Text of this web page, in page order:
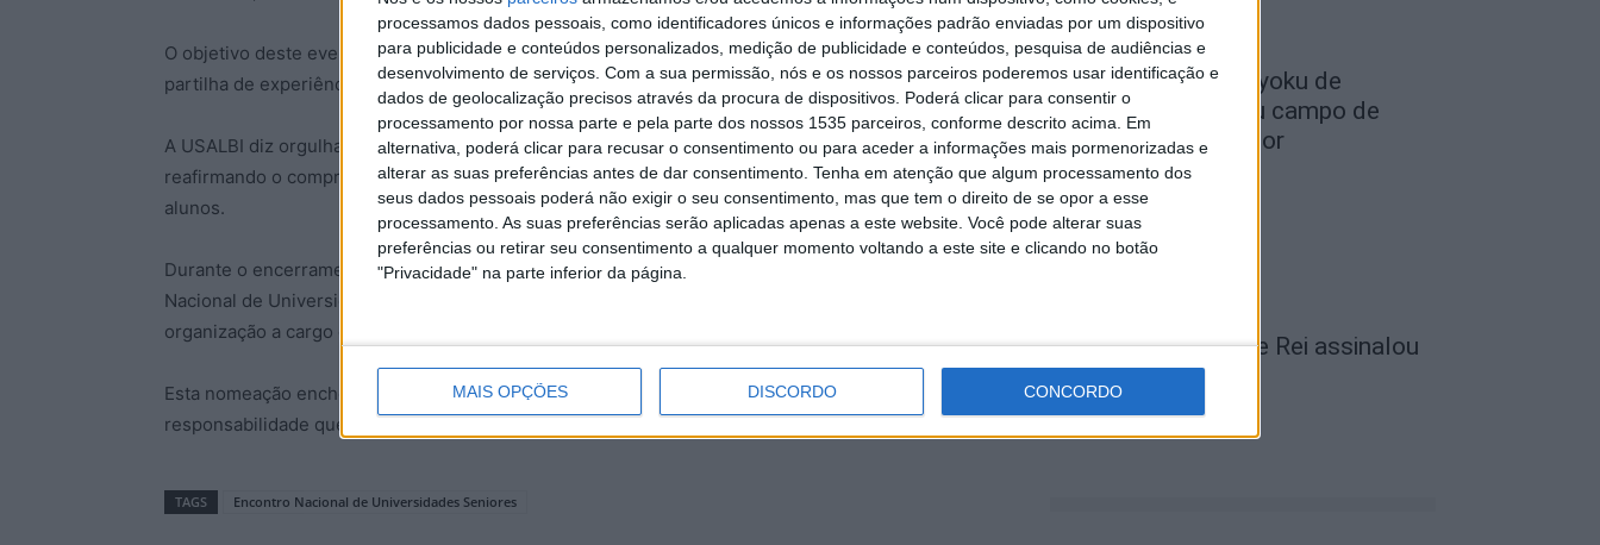
processamos dados pessoais, como identificadores únicos e informações padrão enviadas por um dispositivo
para publicidade e conteúdos personalizados, medição de publicidade e conteúdos, pesquisa de audiências e
desenvolvimento de serviços. Com a sua permissão, nós e os nossos parceiros poderemos usar identificação e
dados de geolocalização precisos através da procura de dispositivos. Poderá clicar para consentir o
processamento por nossa parte e pela parte dos nossos 1535 parceiros, conforme descrito acima. Em
alternativa, poderá clicar para recusar o consentimento ou para aceder a informações mais pormenorizadas e
alterar as suas preferências antes de dar consentimento. Tenha em atenção que algum processamento dos
seus dados pessoais poderá não exigir o seu consentimento, mas que tem o direito de se opor a esse
processamento. As suas preferências serão aplicadas apenas a este website. Você pode alterar suas
preferências ou retirar seu consentimento a qualquer momento voltando a este site e clicando no botão
"Privacidade" na parte inferior da página.
MAIS OPÇÕES DISCORDO CONCORDO
O objetivo deste evento é promover o envelhecimento ativo da população sénior e estimular a
partilha de experiências entre as universidades.
A USALBI diz orgulhar-se de ter feito parte deste Encontro Nacional de Universidades Seniores,
reafirmando o compromisso em promover o bem-estar e o desenvolvimento pessoal do seus
alunos.
Durante o encerramento, o presidente da RUTIS, Luís Jacob, anunciou que o XX Encontro
Nacional de Universidades Seniores será realizado em 2025, em Castelo Branco, com a
organização a cargo da USALBI.
Esta nomeação enche a instituição albicastrense de entusiasmo e alegria, conscientes da
responsabilidade que tal organização pressupõe.
TAGS Encontro Nacional de Universidades Seniores
Club Deportivo Doryoku de
Salamanca realizou campo de
férias em Penamacor
6 de Agosto, 2026
Município de Vila de Rei assinalou
Dia dos Avós